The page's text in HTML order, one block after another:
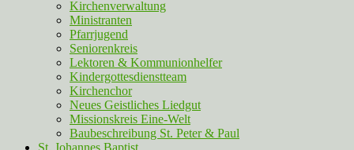
Kirchenverwaltung
Ministranten
Pfarrjugend
Seniorenkreis
Lektoren & Kommunionhelfer
Kindergottesdienstteam
Kirchenchor
Neues Geistliches Liedgut
Missionskreis Eine-Welt
Baubeschreibung St. Peter & Paul
St. Johannes Baptist